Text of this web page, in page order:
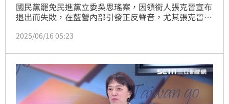
國民黨罷免民進黨立委吳思瑤案，因領銜人張克晉宣布
退出而失敗，在藍營內部引發正反聲音，尤其張克晉退
而罷免吳沛憶案也因件數差3000多份二階無法過關，
幽靈連署，不過台北地檢署偵案後，認2人犯嫌不足，
皆給予不起訴處分。
2025/06/16 05:23